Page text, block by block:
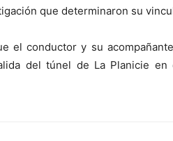
que determinaron su
el conductor y su
del túnel de La Planicie